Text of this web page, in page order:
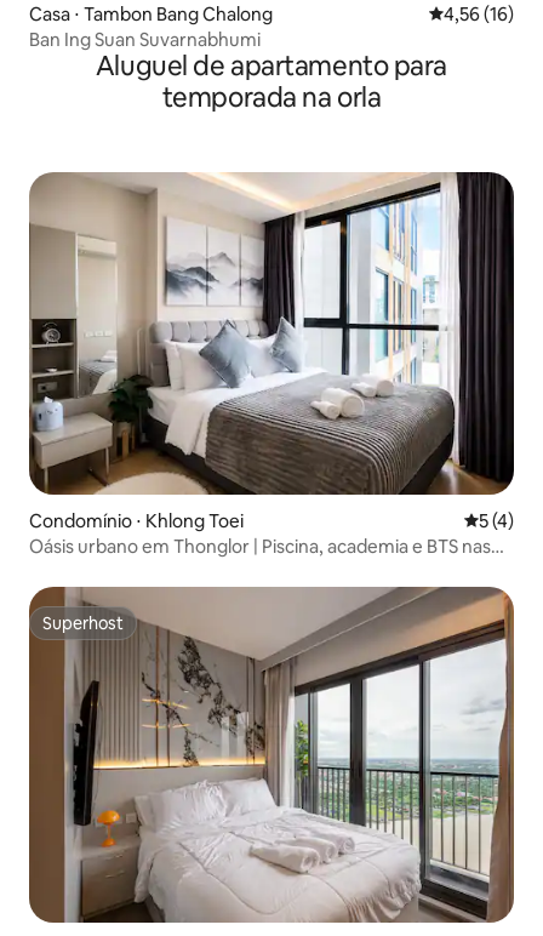
Casa ⋅ Tambon Bang Chalong 4,56 de uma
4,56 (16)
Ban Ing Suan Suvarnabhumi
Aluguel de apartamento para
temporada na orla
Condomínio ⋅ Khlong Toei 5 de
5 (4)
Oásis urbano em Thonglor | Piscina, academia e BTS nas
Superhost
Superhost